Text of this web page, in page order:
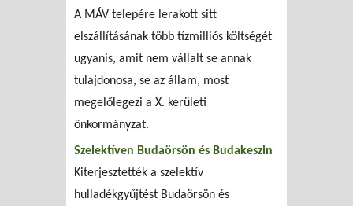
A MÁV telepére lerakott sitt
elszállításának több tízmilliós költségét
ugyanis, amit nem vállalt se annak
tulajdonosa, se az állam, most
megelőlegezi a X. kerületi
önkormányzat.
Szelektíven Budaörsön és Budakeszin
Kiterjesztették a szelektív
hulladékgyűjtést Budaörsön és